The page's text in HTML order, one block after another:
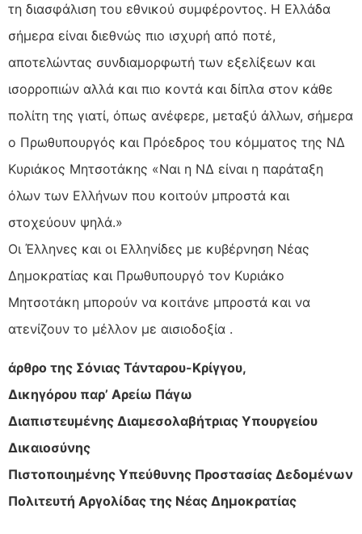
τη διασφάλιση του εθνικού συμφέροντος. Η Ελλάδα
σήμερα είναι διεθνώς πιο ισχυρή από ποτέ,
αποτελώντας συνδιαμορφωτή των εξελίξεων και
ισορροπιών αλλά και πιο κοντά και δίπλα στον κάθε
πολίτη της γιατί, όπως ανέφερε, μεταξύ άλλων, σήμερα
ο Πρωθυπουργός και Πρόεδρος του κόμματος της ΝΔ
Κυριάκος Μητσοτάκης «Ναι η ΝΔ είναι η παράταξη
όλων των Ελλήνων που κοιτούν μπροστά και
στοχεύουν ψηλά.»
Οι Έλληνες και οι Ελληνίδες με κυβέρνηση Νέας
Δημοκρατίας και Πρωθυπουργό τον Κυριάκο
Μητσοτάκη μπορούν να κοιτάνε μπροστά και να
ατενίζουν το μέλλον με αισιοδοξία .
άρθρο της Σόνιας Τάνταρου-Κρίγγου,
Δικηγόρου παρ’ Αρείω Πάγω
Διαπιστευμένης Διαμεσολαβήτριας Υπουργείου
Δικαιοσύνης
Πιστοποιημένης Υπεύθυνης Προστασίας Δεδομένων
Πολιτευτή Αργολίδας της Νέας Δημοκρατίας